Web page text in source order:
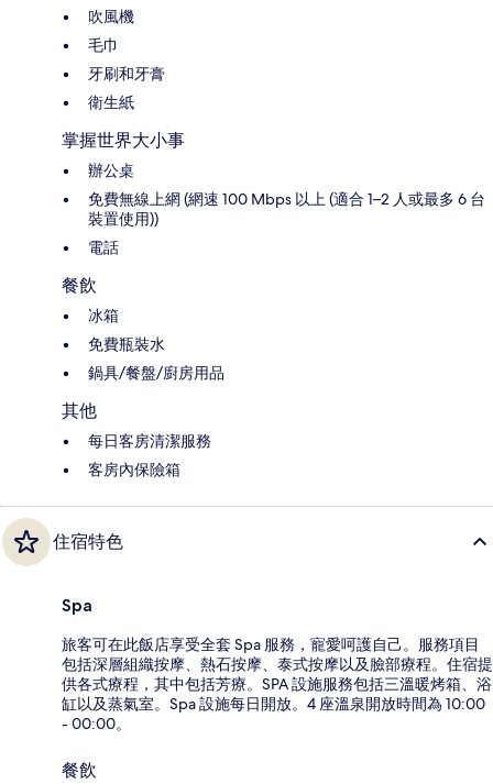
吹風機
毛巾
牙刷和牙膏
衛生紙
掌握世界大小事
辦公桌
免費無線上網 (網速 100 Mbps 以上 (適合 1–2 人或最多 6 台
裝置使用))
電話
餐飲
冰箱
免費瓶裝水
鍋具/餐盤/廚房用品
其他
每日客房清潔服務
客房內保險箱
住宿特色
Spa
旅客可在此飯店享受全套 Spa 服務，寵愛呵護自己。服務項目
包括深層組織按摩、熱石按摩、泰式按摩以及臉部療程。住宿提
供各式療程，其中包括芳療。SPA 設施服務包括三溫暖烤箱、浴
缸以及蒸氣室。Spa 設施每日開放。4 座溫泉開放時間為 10:00
- 00:00。
餐飲